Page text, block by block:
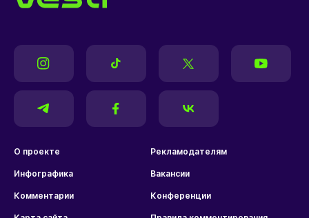
О проекте Рекламодателям
Инфографика Вакансии
Комментарии Конференции